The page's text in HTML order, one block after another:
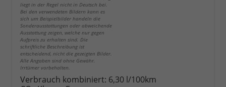
liegt in der Regel nicht in Deutsch bei.
Bei den verwendeten Bildern kann es
sich um Beispielbilder handeln die
Sonderausstattungen oder abweichende
Ausstattung zeigen, welche nur gegen
Aufpreis zu erhalten sind. Die
schriftliche Beschreibung ist
entscheidend, nicht die gezeigten Bilder.
Alle Angaben sind ohne Gewähr.
Irrtümer vorbehalten.
Verbrauch kombiniert: 6,30 l/100km